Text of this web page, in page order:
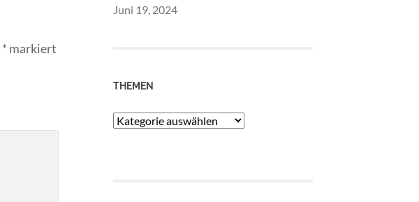
* markiert
Juni 19, 2024
THEMEN
Themen